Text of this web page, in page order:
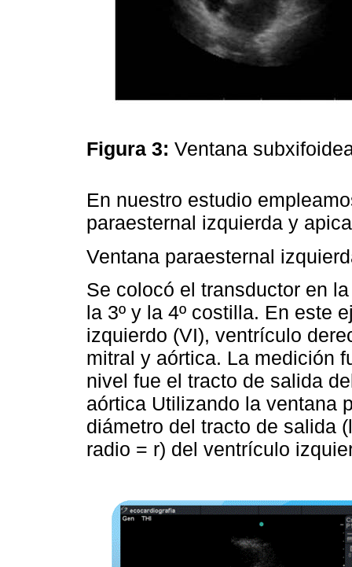
Figura 3: Ventana
En nuestro estudio
paraesternal izquierda y
Ventana paraesternal
Se colocó el transductor en
la 3º y la 4º costilla. En este
izquierdo (VI), ventrículo
mitral y aórtica. La medición
nivel fue el tracto de salida
aórtica Utilizando la ventana
diámetro del tracto de salida
radio = r) del ventrículo